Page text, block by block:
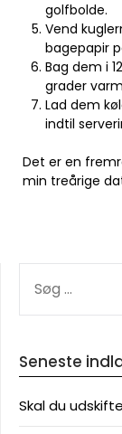
golfbolde.
Vend
bagepapir
Bag dem i
grader
Lad dem
indtil
Det er en
min treårige
EFTER:
Seneste
Skal du